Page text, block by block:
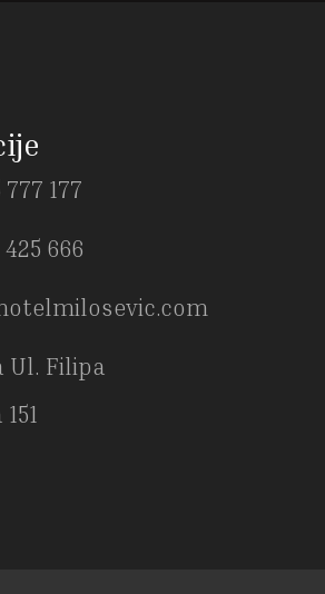
177
666
Ul. Filipa